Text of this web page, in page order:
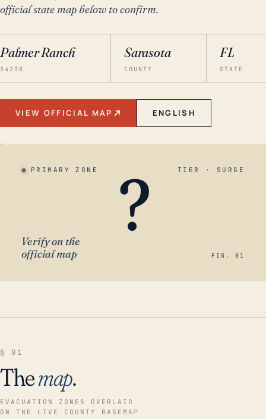
official state map below to confirm.
Palmer Ranch
34238
Sarasota
COUNTY
FL
STATE
VIEW OFFICIAL MAP ENGLISH
PRIMARY ZONE TIER · SURGE
?
Verify on the
official map
FIG. 01
§ 01
Themap.
EVACUATION ZONES OVERLAID
ON THE LIVE COUNTY BASEMAP